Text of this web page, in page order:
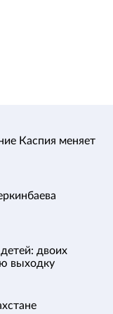
Каспия меняет
двоих
выходку